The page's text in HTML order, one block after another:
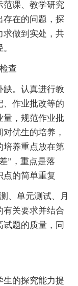
范课、教学研究
存在的问题，探
求做到实处，共
查
。认真进行教
、作业批改等的
量，规范作业批
优生的培养，
培养重点放在第
”，重点是落
点的简单重复
单元测试、月
有关要求并结合
题的质量，同
的探究能力提